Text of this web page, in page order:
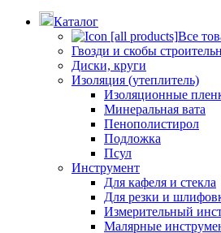
Каталог
Все
Гвозди и скобы
Диски, круги
Изоляция (утеплитель)
Изоляционные
Минеральная вата
Пенополистирол
Подложка
Псул
Инструмент
Для кафеля и стекла
Для резки и
Измерительный
Малярные